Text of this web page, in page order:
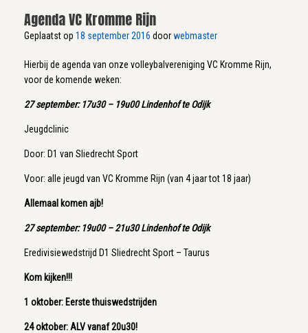
Agenda VC Kromme Rijn
Geplaatst op 18 september 2016 doorwebmaster
Hierbij de agenda van onze volleybalvereniging VC Kromme Rijn,
voor de komende weken:
27 september: 17u30 – 19u00 Lindenhof te Odijk
Jeugdclinic
Door: D1 van Sliedrecht Sport
Voor: alle jeugd van VC Kromme Rijn (van 4 jaar tot 18 jaar)
Allemaal komen ajb!
27 september: 19u00 – 21u30 Lindenhof te Odijk
Eredivisiewedstrijd D1 Sliedrecht Sport – Taurus
Kom kijken!!!
1 oktober: Eerste thuiswedstrijden
24 oktober: ALV vanaf 20u30!